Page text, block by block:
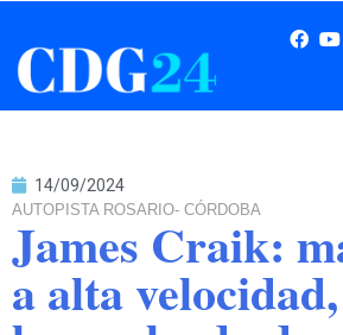
14/09/2024
AUTOPISTA ROSARIO- CÓRDOBA
James Craik:
a alta